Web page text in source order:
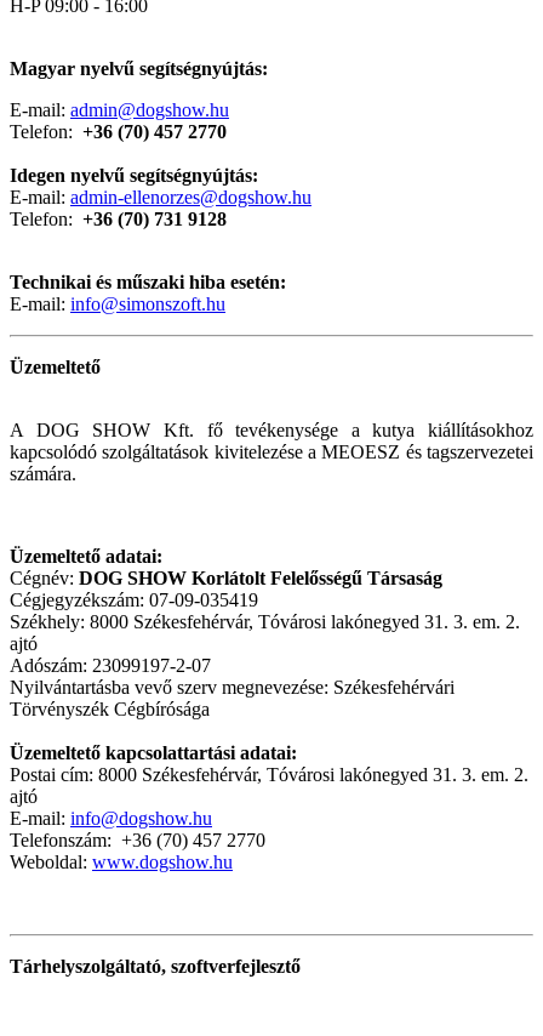
H-P 09:00 - 16:00
Magyar nyelvű segítségnyújtás:
E-mail: admin@dogshow.hu
Telefon: +36 (70) 457 2770
Idegen nyelvű segítségnyújtás:
E-mail: admin-ellenorzes@dogshow.hu
Telefon: +36 (70) 731 9128
Technikai és műszaki hiba esetén:
E-mail: info@simonszoft.hu
Üzemeltető
A DOG SHOW Kft. fő tevékenysége a kutya kiállításokhoz
kapcsolódó szolgáltatások kivitelezése a MEOESZ és tagszervezetei
számára.
Üzemeltető adatai:
Cégnév: DOG SHOW Korlátolt Felelősségű Társaság
Cégjegyzékszám: 07-09-035419
Székhely: 8000 Székesfehérvár, Tóvárosi lakónegyed 31. 3. em. 2.
ajtó
Adószám: 23099197-2-07
Nyilvántartásba vevő szerv megnevezése: Székesfehérvári
Törvényszék Cégbírósága
Üzemeltető kapcsolattartási adatai:
Postai cím: 8000 Székesfehérvár, Tóvárosi lakónegyed 31. 3. em. 2.
ajtó
E-mail: info@dogshow.hu
Telefonszám: +36 (70) 457 2770
Weboldal: www.dogshow.hu
Tárhelyszolgáltató, szoftverfejlesztő